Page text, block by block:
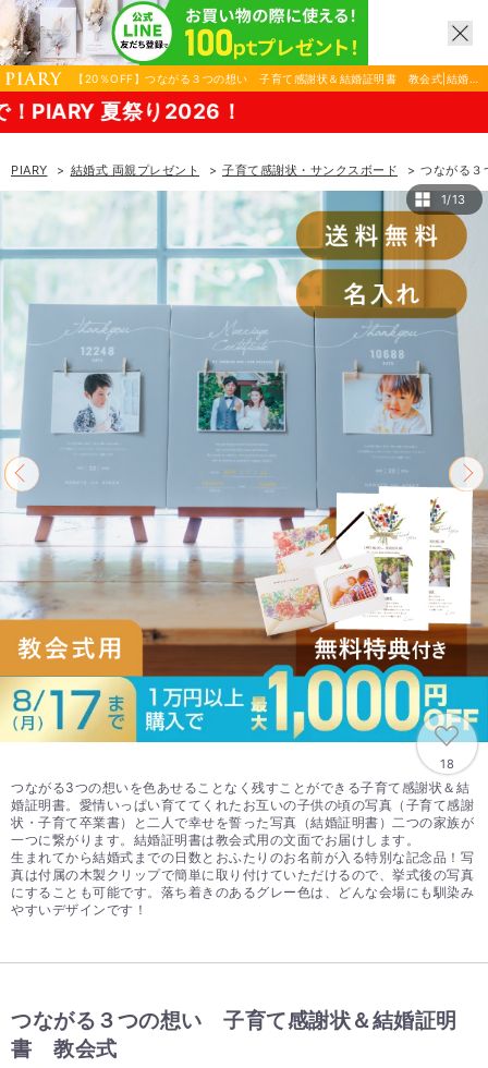
【20％OFF】つながる３つの想い 子育て感謝状＆結婚証明書 教会式|結婚式
両親プレゼントならPIARY（ピアリー）
PIARY 結婚式 両親プレゼント 子育て感謝状・サンクスボード
つながる
1/13
18
つながる3つの想いを色あせることなく残すことができる子育て感謝状＆結
婚証明書。愛情いっぱい育ててくれたお互いの子供の頃の写真（子育て感謝
状・子育て卒業書）と二人で幸せを誓った写真（結婚証明書）二つの家族が
一つに繋がります。結婚証明書は教会式用の文面でお届けします。
生まれてから結婚式までの日数とおふたりのお名前が入る特別な記念品！写
真は付属の木製クリップで簡単に取り付けていただけるので、挙式後の写真
にすることも可能です。落ち着きのあるグレー色は、どんな会場にも馴染み
やすいデザインです！
つながる３つの想い 子育て感謝状＆結婚証明
書 教会式